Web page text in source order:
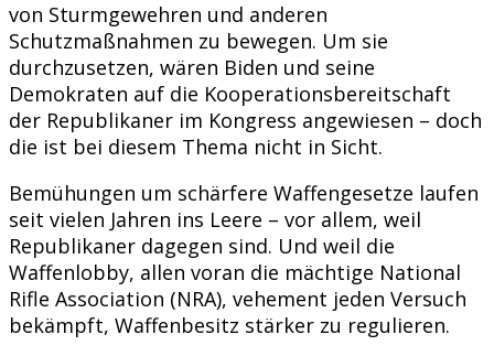
von Sturmgewehren und anderen
Schutzmaßnahmen zu bewegen. Um sie
durchzusetzen, wären Biden und seine
Demokraten auf die Kooperationsbereitschaft
der Republikaner im Kongress angewiesen – doch
die ist bei diesem Thema nicht in Sicht.
Bemühungen um schärfere Waffengesetze laufen
seit vielen Jahren ins Leere – vor allem, weil
Republikaner dagegen sind. Und weil die
Waffenlobby, allen voran die mächtige National
Rifle Association (NRA), vehement jeden Versuch
bekämpft, Waffenbesitz stärker zu regulieren.